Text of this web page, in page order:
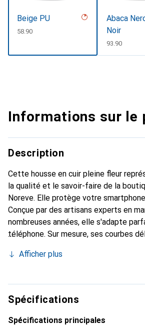
Beige PU
CHF
58.90
Abaca
Noir
CHF
93.90
Informations sur le
Description
Cette housse en cuir pleine fleur
la qualité et le savoir-faire de la
Noreve. Elle protège votre
Conçue par des artisans experts en
nombreuses années, elle s'adapte
téléphone. Sur mesure, ses courbes
et indispensable pour votre
de haute qualité et constitue un choix
clientèle exigeante.
Afficher plus
Spécifications
Spécifications principales